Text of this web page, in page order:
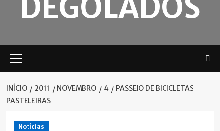
DEGOLADOS
principal
INÍCIO 2011 NOVEMBRO 4
PASSEIO DE BICICLETAS
PASTELEIRAS
Notícias